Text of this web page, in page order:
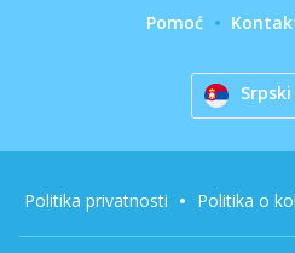
Pomoć
Srpski
Politika privatnosti Politika o